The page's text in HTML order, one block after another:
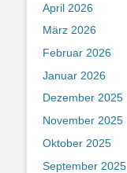
April 2026
März 2026
Februar 2026
Januar 2026
Dezember 2025
November 2025
Oktober 2025
September 2025